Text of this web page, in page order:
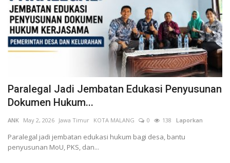
Paralegal Jadi Jembatan Edukasi Penyusunan
Dokumen Hukum...
ANK May 2, 2026 Jawa Timur KOTA MALANG 0 138 Laporkan
Paralegal jadi jembatan edukasi hukum bagi desa, bantu
penyusunan MoU, PKS, dan...